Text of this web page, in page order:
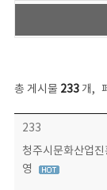
총 게시물 233개,
보도자료 목록 - 번호, 제목, 작성자, 파일, 조회수, 작성일 정보 제공
233
청주시문화산업진
영